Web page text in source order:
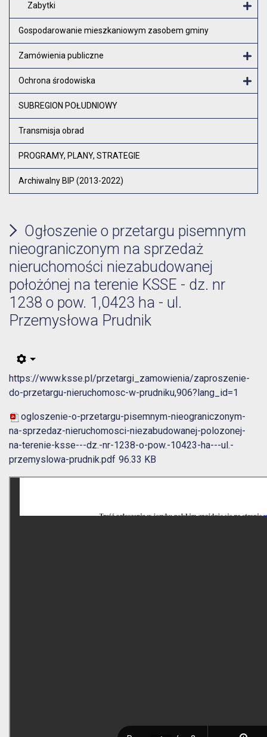
Zabytki
Gospodarowanie mieszkaniowym zasobem gminy
Zamówienia publiczne
Ochrona środowiska
SUBREGION POŁUDNIOWY
Transmisja obrad
PROGRAMY, PLANY, STRATEGIE
Archiwalny BIP (2013-2022)
Ogłoszenie o przetargu pisemnym
nieograniczonym na sprzedaż
nieruchomości niezabudowanej
położónej na terenie KSSE - dz. nr
1238 o pow. 1,0423 ha - ul.
Przemysłowa Prudnik
https://www.ksse.pl/przetargi_zamowienia/zaproszenie-
do-przetargu-nieruchomosc-w-prudniku,906?lang_id=1
ogloszenie-o-przetargu-pisemnym-nieograniczonym-
na-sprzedaz-nieruchomosci-niezabudowanej-polozonej-
na-terenie-ksse---dz.-nr-1238-o-pow.-10423-ha---ul.-
przemyslowa-prudnik.pdf 96.33 KB